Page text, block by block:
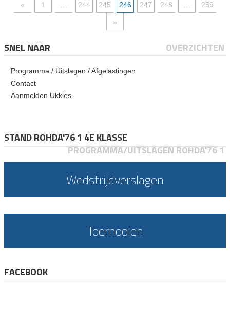
« 1 244 245 246 247 248 259
»
SNEL NAAR OVERZICHTEN
Programma / Uitslagen / Afgelastingen
Contact
Aanmelden Ukkies
STAND ROHDA'76 1 4E KLASSE
PROGRAMMA/UITSLAGEN ROHDA'76 1
Wedstrijdverslagen
Toernooien
FACEBOOK